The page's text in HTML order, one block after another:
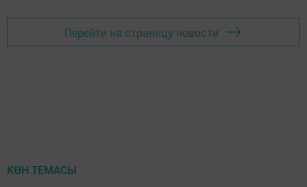
Перейти на страницу новости
КӨН ТЕМАСЫ